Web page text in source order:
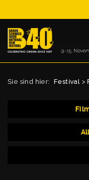
Sie sind hier: Festival >